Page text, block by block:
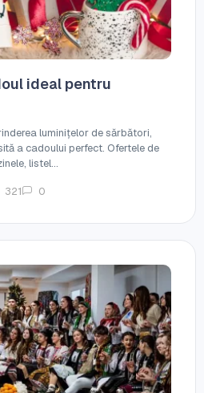
ideal pentru
luminițelor de sărbători,
a cadoului perfect. Ofertele de
listel...
321 0